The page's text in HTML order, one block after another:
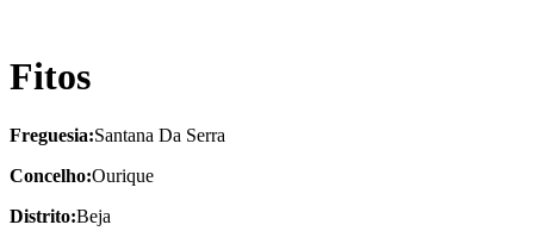
Fitos
Freguesia:Santana Da Serra
Concelho:Ourique
Distrito:Beja